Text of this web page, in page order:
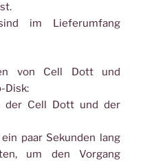
im Lieferumfang
von Cell Dott und
Disk:
der Cell Dott und der
paar Sekunden lang
um den Vorgang